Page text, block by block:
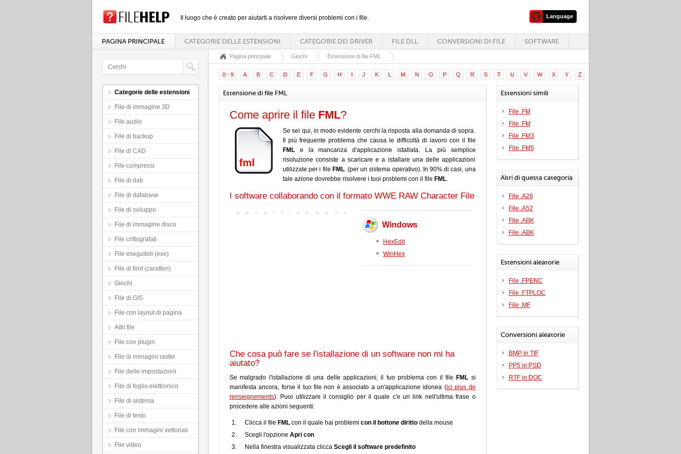
Il luogo che è creato per aiutarti a risolvere diversi problemi con i file. Language
PAGINA PRINCIPALE CATEGORIE DELLE ESTENSIONI CATEGORIE DEI DRIVER FILE DLL CONVERSIONI DI FILE SOFTWARE
Categorie delle estensioni
File di immagine 3D
File audio
File di backup
File di CAD
File compressi
File di dati
File di database
File di sviluppo
File di immagine disco
File crittografati
File eseguibili (exe)
File di font (caratteri)
Giochi
File di GIS
File con layout di pagina
Altri file
File con plugin
File di immagini raster
File delle impostazioni
File di foglio elettronico
File di sistema
File di testo
File con immagini vettoriali
File video
Pagina principale Giochi Estensione di file FML
0 - 9 A B C D E F G H I J K L M N O P Q R S T U V W X Y Z
Estensione di file FML
Come aprire il file FML?
fml
Se sei qui, in modo evidente cerchi la risposta alla domanda di sopra.
Il più frequente problema che causa le difficoltà di lavoro con il file
FML e la mancanza d'applicazione istallata. La più semplice
risoluzione consiste a scaricare e a istallare una delle applicazioni
utilizzate per i file FML. (per un sistema operativo). In 90% di casi, una
tale azione dovrebbe risolvere i tuoi problemi con il file FML.
I software collaborando con il formato WWE RAW Character File
Windows
HexEdit
WinHex
Che cosa può fare se l'istallazione di un software non mi ha
aiutato?
Se malgrado l'istallazione di una delle applicazioni, il tuo problema con il file FML si
manifesta ancora, forse il tuo file non è associato a un'applicazione idonea (ici plus de
renseignements). Puoi utilizzare il consiglio per il quale c'e un link nell'ultima frase o
procedere alle azioni seguenti:
Clicca il file FML con il quale hai problemi con il bottone diritto della mouse
Scegli l'opzione Apri con
Nella finestra visualizzata clicca Scegli il software predefinito
Estensioni simili
File .FM
File .FM
File .FM3
File .FM5
Altri di questa categoria
File .A26
File .A52
File .ABK
File .ABK
Estensioni aleatorie
File .FPENC
File .FTPLOC
File .MF
Conversioni aleatorie
BMP in TIF
PP5 in PSD
RTF in DOC